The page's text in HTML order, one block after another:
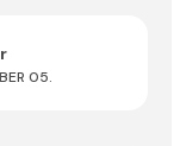
05.